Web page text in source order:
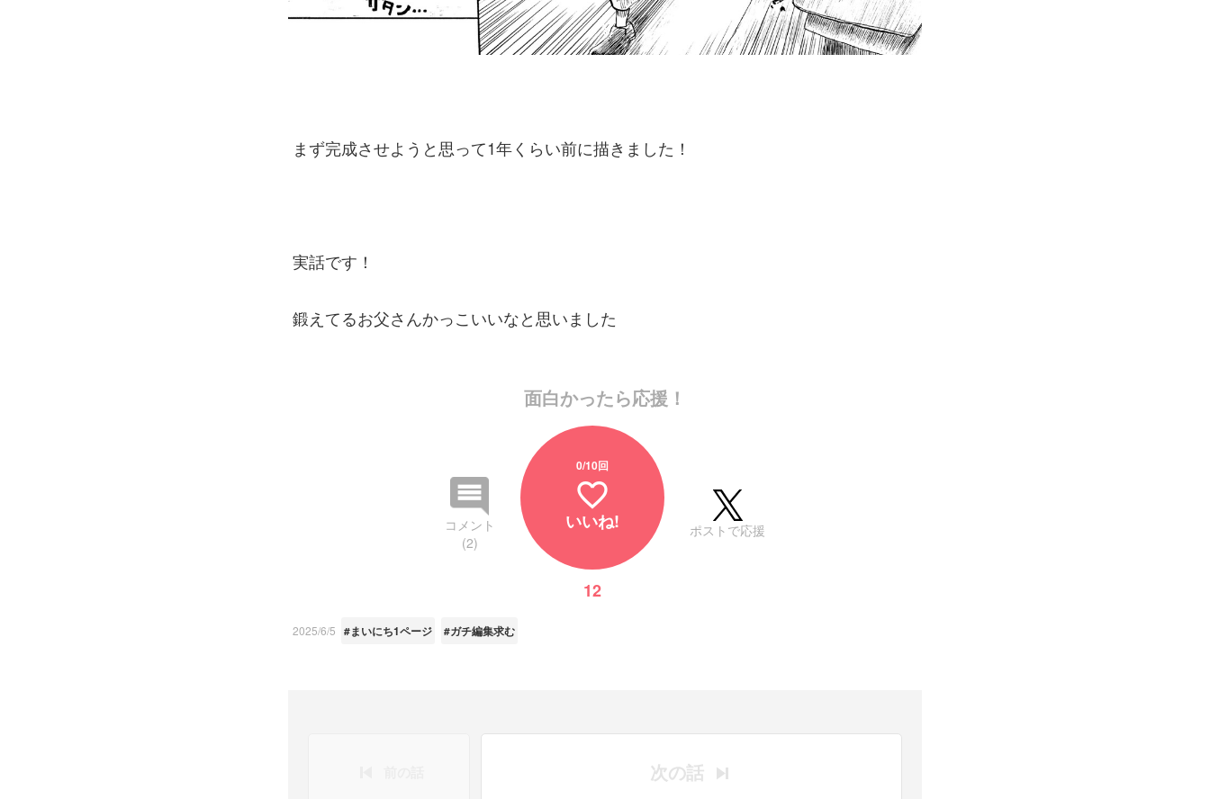
まず完成させようと思って1年くらい前に描きました！
実話です！
鍛えてるお父さんかっこいいなと思いました
面白かったら応援！
コメント
(2)
0/10回
favorite_border
いいね!
12
ポストで応援
2025/6/5 #まいにち1ページ #ガチ編集求む
次の話